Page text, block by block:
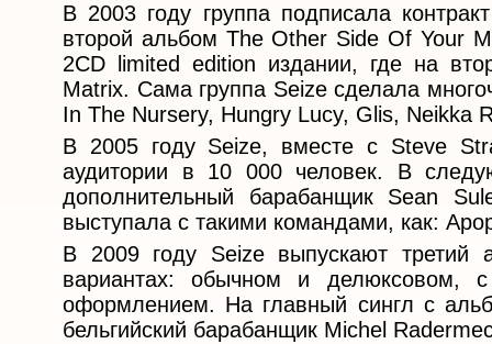
В 2003 году группа подписала
второй альбом The Other Side Of Your
2CD limited edition издании, где на
Matrix. Сама группа Seize сделала
In The Nursery, Hungry Lucy, Glis, Neikka
В 2005 году Seize, вместе с Steve
аудитории в 10 000 человек. В
дополнительный барабанщик Sean
выступала с такими командами, как:
В 2009 году Seize выпускают
вариантах: обычном и делюксовом,
оформлением. На главный сингл с
бельгийский барабанщик Michel